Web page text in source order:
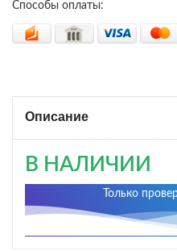
Способы оплаты:
Описание
В НАЛИЧИИ
Только